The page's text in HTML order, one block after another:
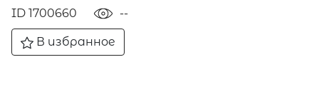
ID 1700660 --
В избранное